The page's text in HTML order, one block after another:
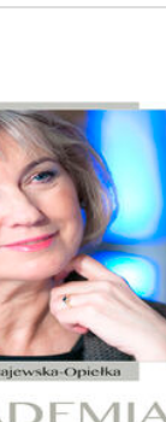
który pomoże ci
błędne
trenerka,
na pewnych siebie
STANIE SIĘ ŁATWIEJSZE.
od ADHD w
wydania jej po polsku:
identyfikuje negatywne
ale i w
I ŻYJ LEPIEJ Z